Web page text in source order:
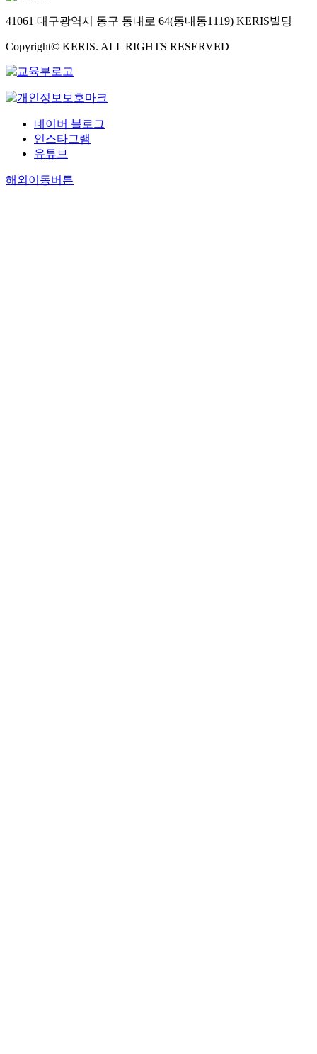
41061 대구광역시 동구 동내로 64(동내동1119) KERIS빌딩
Copyright© KERIS. ALL RIGHTS RESERVED
네이버 블로그
인스타그램
유튜브
해외이동버튼